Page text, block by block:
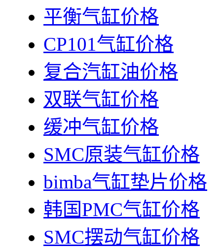
平衡气缸价格
CP101气缸价格
复合汽缸油价格
双联气缸价格
缓冲气缸价格
SMC原装气缸价格
bimba气缸垫片价格
韩国PMC气缸价格
SMC摆动气缸价格